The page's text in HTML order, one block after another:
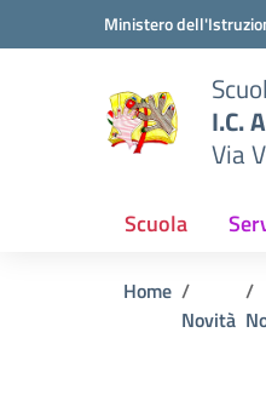
Vai ai contenuti
Vai al menu di navigazione
Ministero
I.C.
Via
Scuola
Home
Novità